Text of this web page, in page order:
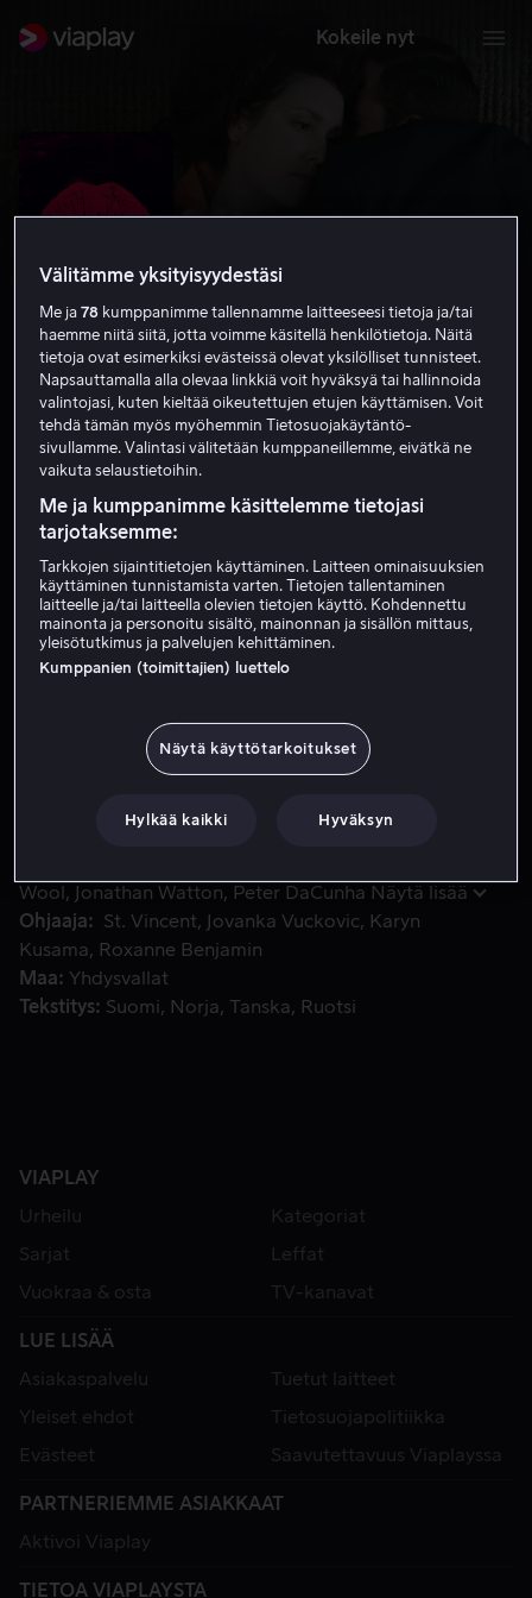
Kokeile nyt
XX
4.6 Kauhu 2017
Vuokraa 3,99 €
Katso traileri
ohjaaja-käsikirjoittajina ovat toimineet lahjakkaat
naiset: Annie Clark debytoi ohjaajana
pelottaa ”Hänen ainoa elävä poikansa” -
”Älä putoa” -pelotuksellaan ja Jovanka Vuckovic
uskaltautuu avaamaan ”Laatikon”.
Wool
Jonathan Watton Peter DaCunha Näytä lisää
Ohjaaja
St. Vincent Jovanka Vuckovic
Karyn
Kusama
Roxanne Benjamin
Maa
Yhdysvallat
Tekstitys
Suomi Norja Tanska Ruotsi
VIAPLAY
Urheilu
Kategoriat
Sarjat
Leffat
Vuokraa & osta
TV-kanavat
LUE LISÄÄ
Asiakaspalvelu
Tuetut laitteet
Yleiset ehdot
Tietosuojapolitiikka
Evästeet
Saavutettavuus Viaplayssa
PARTNERIEMME ASIAKKAAT
Aktivoi Viaplay
TIETOA VIAPLAYSTA
Välitämme yksityisyydestäsi
Me ja78 kumppanimme tallennamme laitteeseesi tietoja ja/tai
haemme niitä siitä, jotta voimme käsitellä henkilötietoja. Näitä
tietoja ovat esimerkiksi evästeissä olevat yksilölliset tunnisteet.
Napsauttamalla alla olevaa linkkiä voit hyväksyä tai hallinnoida
valintojasi, kuten kieltää oikeutettujen etujen käyttämisen. Voit
tehdä tämän myös myöhemmin Tietosuojakäytäntö-
sivullamme. Valintasi välitetään kumppaneillemme, eivätkä ne
vaikuta selaustietoihin.
Me ja kumppanimme käsittelemme tietojasi
tarjotaksemme:
Tarkkojen sijaintitietojen käyttäminen. Laitteen ominaisuuksien
käyttäminen tunnistamista varten. Tietojen tallentaminen
laitteelle ja/tai laitteella olevien tietojen käyttö. Kohdennettu
mainonta ja personoitu sisältö, mainonnan ja sisällön mittaus,
yleisötutkimus ja palvelujen kehittäminen.
Kumppanien (toimittajien) luettelo
Näytä käyttötarkoitukset
Hylkää kaikki Hyväksyn